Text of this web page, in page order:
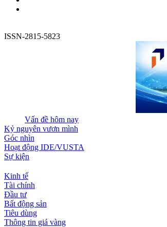
ISSN-2815-5823
Vấn đề hôm nay
Kỷ nguyên vươn mình
Góc nhìn
Hoạt động IDE/VUSTA
Sự kiện
Kinh tế
Tài chính
Đầu tư
Bất động sản
Tiêu dùng
Thông tin giá vàng